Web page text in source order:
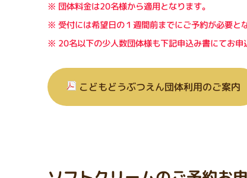
団体料金は20名様から適用となります。
受付には希望日の１週間前までにご予約が必要と
20名以下の少人数団体様も下記申込み書にてお申
こどもどうぶつえん団体利用のご案内